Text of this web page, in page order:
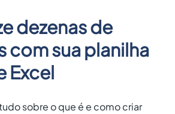
dezenas de
com sua planilha
Excel
sobre o que é e como criar